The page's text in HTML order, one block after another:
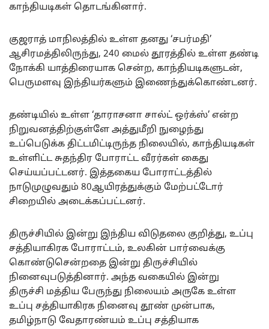
காந்தியடிகள் தொடங்கினார்.
குஜராத் மாநிலத்தில் உள்ள தனது ‘சபர்மதி’
ஆசிரமத்திலிருந்து, 240 மைல் தூரத்தில் உள்ள தண்டி
நோக்கி யாத்திரையாக சென்ற, காந்தியடிகளுடன்,
பெருமளவு இந்தியர்களும் இணைந்துக்கொண்டனர்.
தண்டியில் உள்ள ‘தாராசனா சால்ட் ஒர்க்ஸ்’ என்ற
நிறுவனத்திற்குள்ளே அத்துமீறி நுழைந்து
உப்பெடுக்க திட்டமிட்டிருந்த நிலையில், காந்தியடிகள்
உள்ளிட்ட சுதந்திர போராட்ட வீரர்கள் கைது
செய்யப்பட்டனர். இத்தகைய போராட்டத்தில்
நாடுமுழுவதும் 80ஆயிரத்துக்கும் மேற்பட்டோர்
சிறையில் அடைக்கப்பட்டனர்.
திருச்சியில் இன்று இந்திய விடுதலை குறித்து, உப்பு
சத்தியாகிரக போராட்டம், உலகின் பார்வைக்கு
கொண்டுசென்றதை இன்று திருச்சியில்
நினைவுபடுத்தினார். அந்த வகையில் இன்று
திருச்சி மத்திய பேருந்து நிலையம் அருகே உள்ள
உப்பு சத்தியாகிரக நினைவு தூண் முன்பாக,
தமிழ்நாடு வேதாரண்யம் உப்பு சத்தியாக